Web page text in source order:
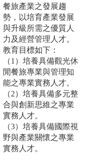
餐旅產業之發展趨
勢，以培育產業發展
與升級所需之優質人
力及經營管理人才。
教育目標如下：
（1）培養具備觀光休
閒餐旅專業與管理知
能之專業實務人才。
（2）培養具備多元整
合與創新思維之專業
實務人才。
（3）培養具備國際視
野與產業關懷之專業
實務人才。